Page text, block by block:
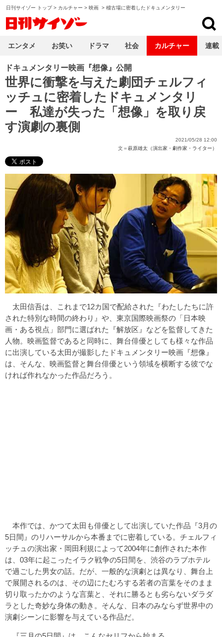
日刊サイゾー トップ> カルチャー > 映画 > 稽古場に密着したドキュメンタリー
ドキュメンタリー映画『想像』公開
世界に衝撃を与えた劇団チェルフィ
ッチュに密着したドキュメンタリ
ー 私達が失った「想像」を取り戻
す演劇の裏側
2021/05/28 12:00
文＝萩原雄太（演出家・劇作家・ライター）
太田信吾は、これまで12カ国で配給された『わたしたちに許
された特別な時間の終わり』や、東京国際映画祭の「日本映
画・ある視点」部門に選ばれた『解放区』などを監督してきた
人物。映画監督であると同時に、舞台俳優としても様々な作品
に出演している太田が撮影したドキュメンタリー映画『想像』
は、そんな、映画監督と舞台俳優という領域を横断する彼でな
ければ作れなかった作品だろう。
本作では、かつて太田も俳優として出演していた作品『3月の
5日間』のリハーサルから本番までに密着している。チェルフィ
ッチュの演出家・岡田利規によって2004年に創作された本作
は、03年に起こったイラク戦争の5日間を、渋谷のラブホテル
で過ごした男女の話。だが、一般的な演劇とは異なり、舞台上
で展開されるのは、その辺にたむろする若者の言葉をそのまま
切り取ったかのような言葉と、それに勝るとも劣らないダラダ
ラとした奇妙な身体の動き。そんな、日本のみならず世界中の
演劇シーンに影響を与えている作品だ。
エンタメ お笑い ドラマ 社会 カルチャー 連載